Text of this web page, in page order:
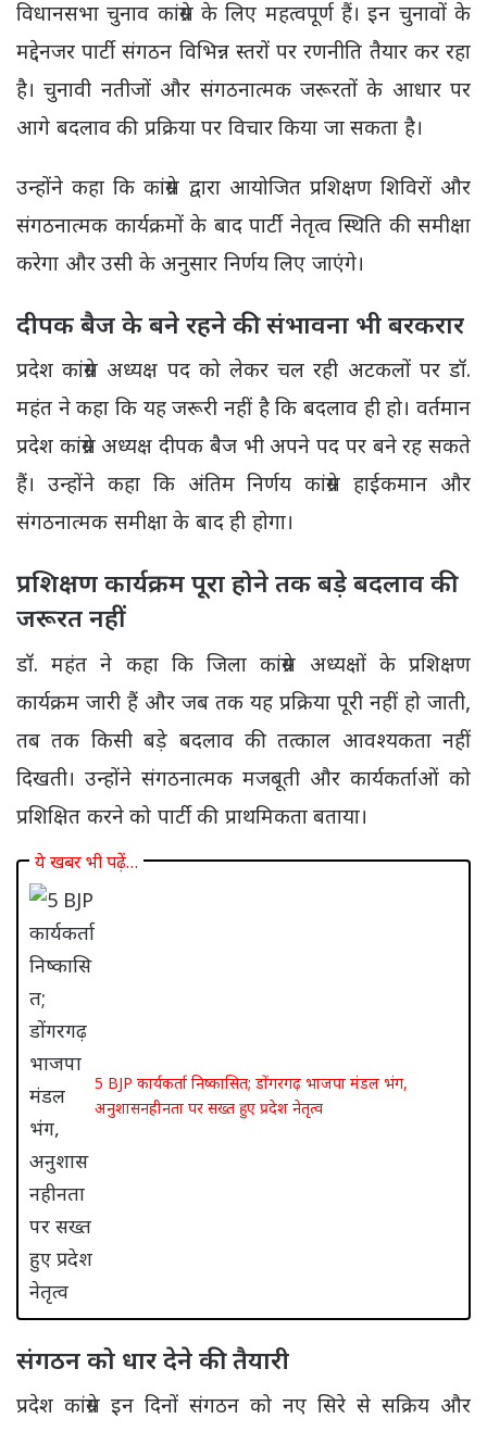
विधानसभा चुनाव कांग्रेस के लिए महत्वपूर्ण हैं। इन चुनावों के
मद्देनजर पार्टी संगठन विभिन्न स्तरों पर रणनीति तैयार कर रहा
है। चुनावी नतीजों और संगठनात्मक जरूरतों के आधार पर
आगे बदलाव की प्रक्रिया पर विचार किया जा सकता है।
उन्होंने कहा कि कांग्रेस द्वारा आयोजित प्रशिक्षण शिविरों और
संगठनात्मक कार्यक्रमों के बाद पार्टी नेतृत्व स्थिति की समीक्षा
करेगा और उसी के अनुसार निर्णय लिए जाएंगे।
दीपक बैज के बने रहने की संभावना भी बरकरार
प्रदेश कांग्रेस अध्यक्ष पद को लेकर चल रही अटकलों पर डॉ.
महंत ने कहा कि यह जरूरी नहीं है कि बदलाव ही हो। वर्तमान
प्रदेश कांग्रेस अध्यक्ष दीपक बैज भी अपने पद पर बने रह सकते
हैं। उन्होंने कहा कि अंतिम निर्णय कांग्रेस हाईकमान और
संगठनात्मक समीक्षा के बाद ही होगा।
प्रशिक्षण कार्यक्रम पूरा होने तक बड़े बदलाव की
जरूरत नहीं
डॉ. महंत ने कहा कि जिला कांग्रेस अध्यक्षों के प्रशिक्षण
कार्यक्रम जारी हैं और जब तक यह प्रक्रिया पूरी नहीं हो जाती,
तब तक किसी बड़े बदलाव की तत्काल आवश्यकता नहीं
दिखती। उन्होंने संगठनात्मक मजबूती और कार्यकर्ताओं को
प्रशिक्षित करने को पार्टी की प्राथमिकता बताया।
ये खबर भी पढ़ें…
5 BJP कार्यकर्ता निष्कासित; डोंगरगढ़ भाजपा मंडल भंग,
अनुशासनहीनता पर सख्त हुए प्रदेश नेतृत्व
संगठन को धार देने की तैयारी
प्रदेश कांग्रेस इन दिनों संगठन को नए सिरे से सक्रिय और